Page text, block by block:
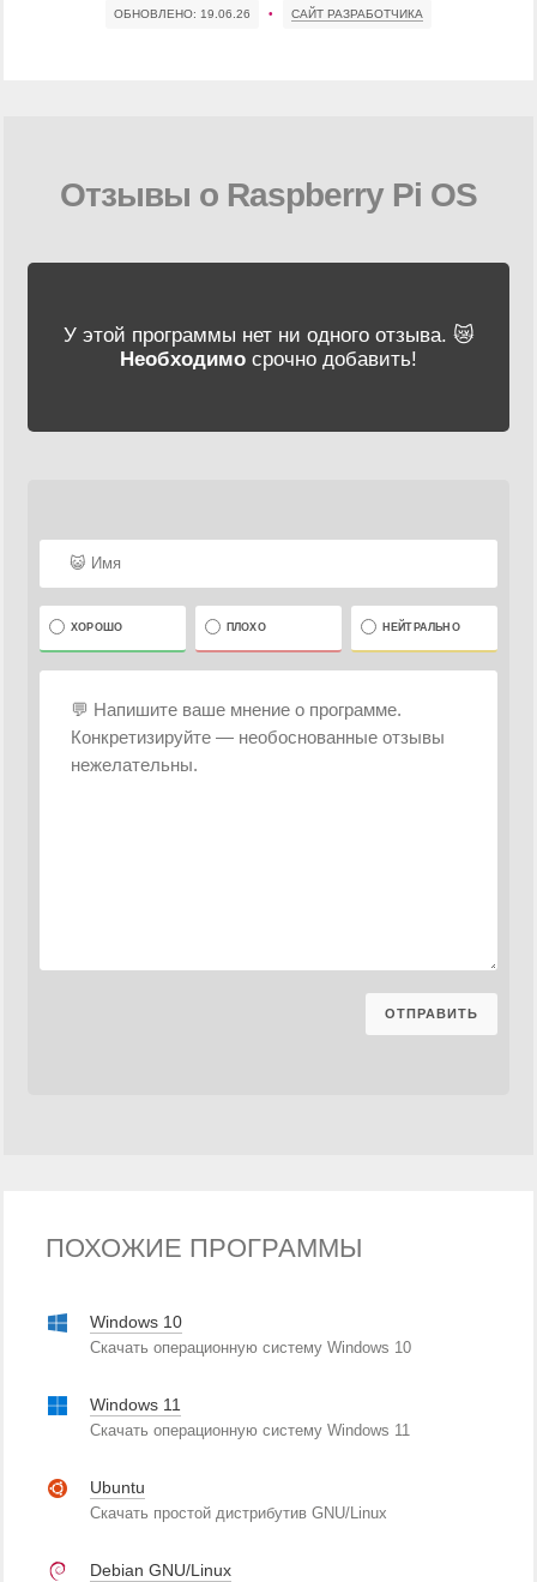
ОБНОВЛЕНО: 19.06.26 • САЙТ РАЗРАБОТЧИКА
Отзывы о Raspberry Pi OS
У этой программы нет ни одного отзыва. 😿
Необходимо срочно добавить!
ХОРОШО ПЛОХО НЕЙТРАЛЬНО
ПОХОЖИЕ ПРОГРАММЫ
Windows 10
Скачать операционную систему Windows 10
Windows 11
Скачать операционную систему Windows 11
Ubuntu
Скачать простой дистрибутив GNU/Linux
Debian GNU/Linux